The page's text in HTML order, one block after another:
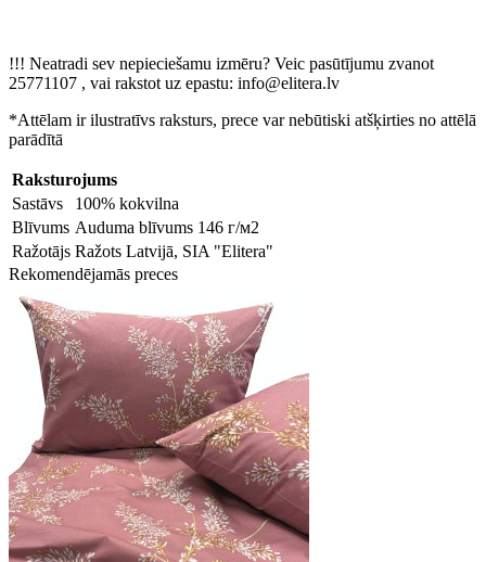
!!! Neatradi sev nepieciešamu izmēru? Veic pasūtījumu zvanot
25771107 , vai rakstot uz epastu: info@elitera.lv
*Attēlam ir ilustratīvs raksturs, prece var nebūtiski atšķirties no attēlā
parādītā
Raksturojums
Sastāvs
100% kokvilna
Blīvums Auduma blīvums 146 г/м2
Ražotājs Ražots Latvijā, SIA "Elitera"
Rekomendējamās preces